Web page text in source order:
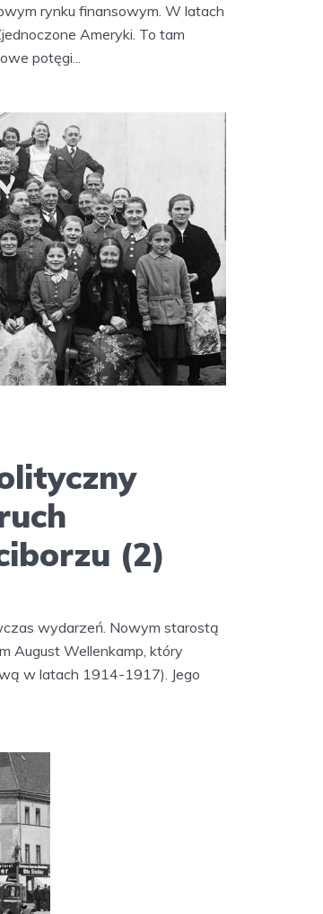
rynku finansowym. W latach
Ameryki. To tam
potęgi...
(2)
wydarzeń. Nowym starostą
August Wellenkamp, który
w latach 1914-1917). Jego